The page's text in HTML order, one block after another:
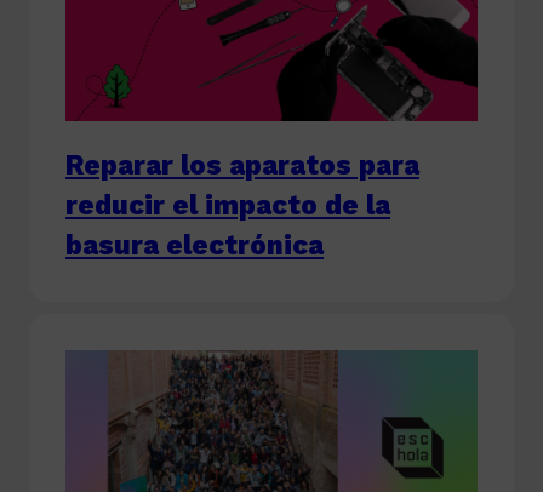
Reparar los aparatos para
reducir el impacto de la
basura electrónica